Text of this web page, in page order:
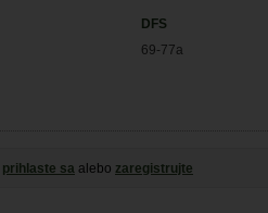
DFS
69-77a
prihlaste sa alebo zaregistrujte